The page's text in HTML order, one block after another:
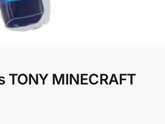
TONY MINECRAFT